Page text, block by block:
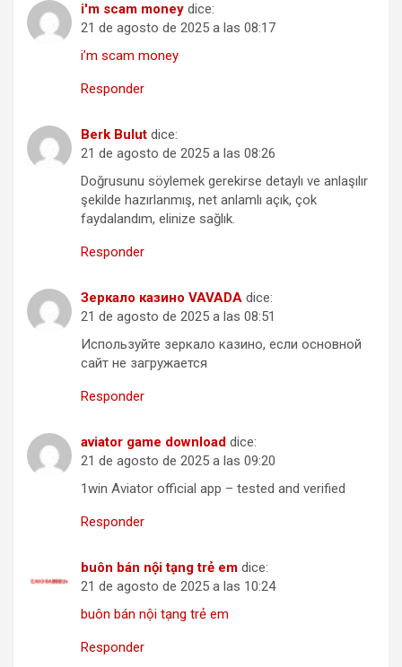
i'm scam money dice:
21 de agosto de 2025 a las 08:17
i’m scam money
Responder
Berk Bulut dice:
21 de agosto de 2025 a las 08:26
Doğrusunu söylemek gerekirse detaylı ve anlaşılır
şekilde hazırlanmış, net anlamlı açık, çok
faydalandım, elinize sağlık.
Responder
Зеркало казино VAVADA dice:
21 de agosto de 2025 a las 08:51
Используйте зеркало казино, если основной
сайт не загружается
Responder
aviator game download dice:
21 de agosto de 2025 a las 09:20
1win Aviator official app – tested and verified
Responder
buôn bán nội tạng trẻ em dice:
21 de agosto de 2025 a las 10:24
buôn bán nội tạng trẻ em
Responder